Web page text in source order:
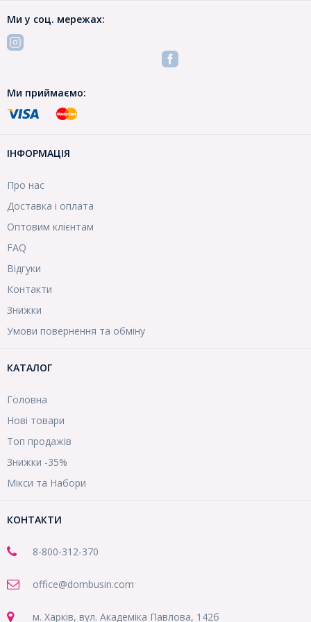
Ми у соц. мережах:
Ми приймаємо:
ІНФОРМАЦІЯ
Про нас
Доставка і оплата
Оптовим клієнтам
FAQ
Відгуки
Контакти
Знижки
Умови повернення та обміну
КАТАЛОГ
Головна
Нові товари
Топ продажів
Знижки -35%
Мікси та Набори
КОНТАКТИ
8-800-312-370
office@dombusin.com
м. Харків, вул. Академіка Павлова, 142б